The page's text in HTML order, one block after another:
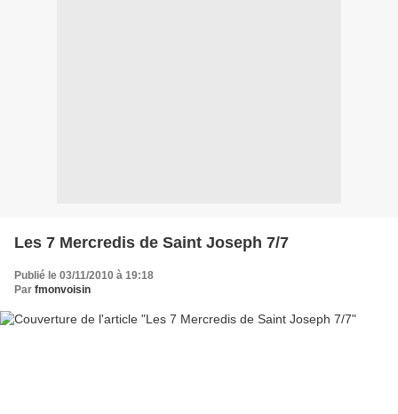
Les 7 Mercredis de Saint Joseph 7/7
Publié le 03/11/2010 à 19:18
Par fmonvoisin